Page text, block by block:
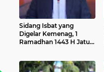
Sidang Isbat yang
Digelar Kemenag, 1
Ramadhan 1443 H Jatuh